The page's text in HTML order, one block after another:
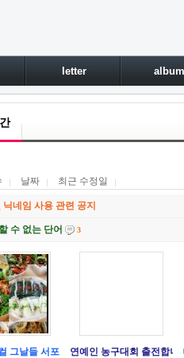
letter album
날짜 최근 수정일
네임 사용 관련 공지
수 없는 단어 3
그날들 서포트 진행되었습니다. (6)
연예인 농구대회 출전합니